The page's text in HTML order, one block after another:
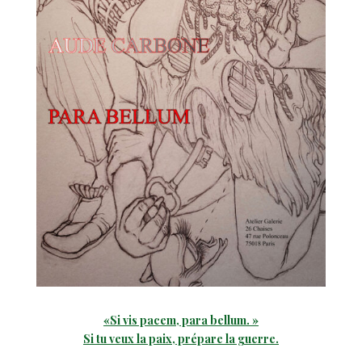
«Si vis pacem, para bellum. »
Si tu veux la paix, prépare la guerre.